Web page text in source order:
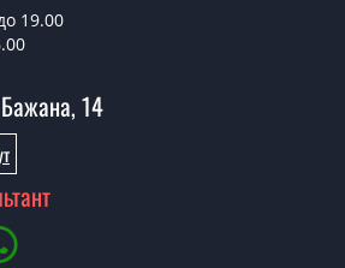
входные эконом
что посоветуете?
в том числе и по
эконом класса. Попробуйте
менеджерам любым удобным
недорогой вариант.
19.00
14